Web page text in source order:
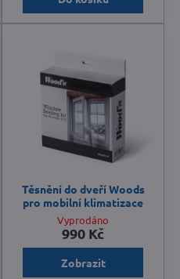
Těsnění do dveří Woods
pro mobilní klimatizace
Vyprodáno
990 Kč
Zobrazit